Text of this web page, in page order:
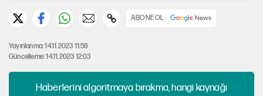
ABONE OL
Yayınlanma: 14.11.2023 11:58
Güncelleme: 14.11.2023 12:03
Haberlerini algoritmaya bırakma, hangi kaynağı